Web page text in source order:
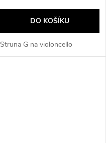
DO KOŠÍKU
Struna G na violoncello